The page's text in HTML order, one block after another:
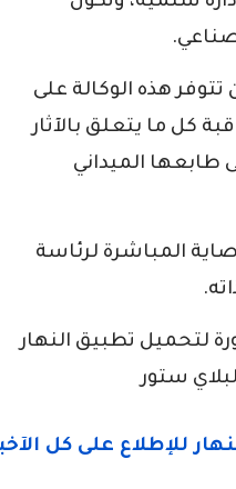
هذه الوكالة على
كل ما يتعلق بالآثار
طابعها الميداني
المباشرة لرئاسة
لتحميل تطبيق النهار
ستور